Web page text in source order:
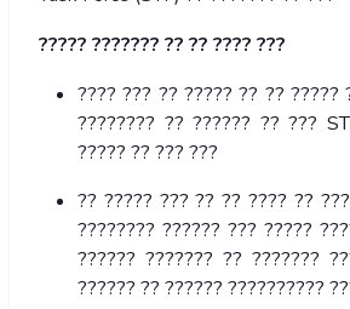
????? ??????? ?? ?? ???? ???
???? ??? ?? ????? ?? ?? ?????
???????? ?? ?????? ?? ???
????? ?? ??? ???
?? ????? ??? ?? ?? ???? ??
???????? ?????? ??? ?????
?????? ??????? ?? ???????
?????? ?? ?????? ??????????